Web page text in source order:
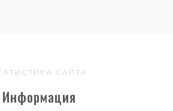
САЙТА
Информация